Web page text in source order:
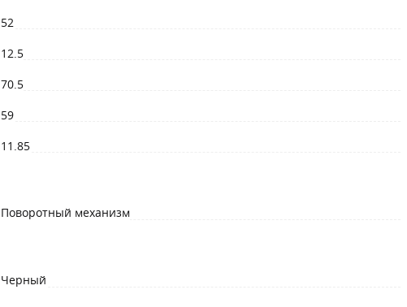
52
12.5
70.5
59
11.85
Поворотный механизм
Черный